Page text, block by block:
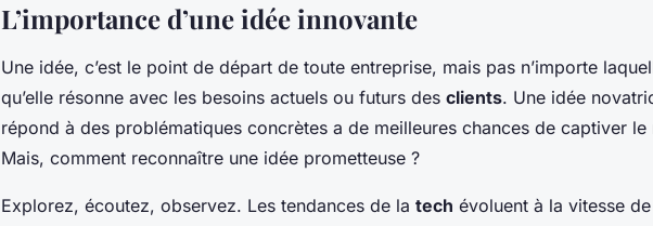
L’importance d’une idée innovante
Une idée, c’est le point de départ de toute entreprise, mais pas n’importe
qu’elle résonne avec les besoins actuels ou futurs des clients. Une idée
répond à des problématiques concrètes a de meilleures chances de captiver le
Mais, comment reconnaître une idée prometteuse ?
Explorez, écoutez, observez. Les tendances de la tech évoluent à la vitesse